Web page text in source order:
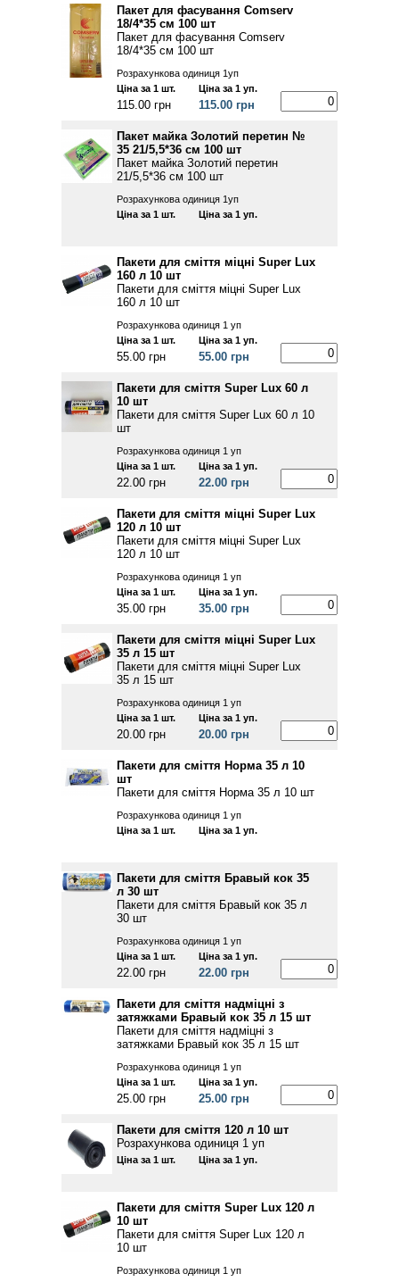
Пакет для фасування Comserv
18/4*35 см 100 шт
Пакет для фасування Comserv
18/4*35 см 100 шт
Розрахункова одиниця 1уп
Ціна за 1 шт.
115.00 грн
Ціна за 1 уп.
115.00 грн
Пакет майка Золотий перетин №
35 21/5,5*36 см 100 шт
Пакет майка Золотий перетин
21/5,5*36 см 100 шт
Розрахункова одиниця 1уп
Ціна за 1 шт.
Ціна за 1 уп.
Пакети для сміття міцні Super Lux
160 л 10 шт
Пакети для сміття міцні Super Lux
160 л 10 шт
Розрахункова одиниця 1 уп
Ціна за 1 шт.
55.00 грн
Ціна за 1 уп.
55.00 грн
Пакети для сміття Super Lux 60 л
10 шт
Пакети для сміття Super Lux 60 л 10
шт
Розрахункова одиниця 1 уп
Ціна за 1 шт.
22.00 грн
Ціна за 1 уп.
22.00 грн
Пакети для сміття міцні Super Lux
120 л 10 шт
Пакети для сміття міцні Super Lux
120 л 10 шт
Розрахункова одиниця 1 уп
Ціна за 1 шт.
35.00 грн
Ціна за 1 уп.
35.00 грн
Пакети для сміття міцні Super Lux
35 л 15 шт
Пакети для сміття міцні Super Lux
35 л 15 шт
Розрахункова одиниця 1 уп
Ціна за 1 шт.
20.00 грн
Ціна за 1 уп.
20.00 грн
Пакети для сміття Норма 35 л 10
шт
Пакети для сміття Норма 35 л 10 шт
Розрахункова одиниця 1 уп
Ціна за 1 шт.
Ціна за 1 уп.
Пакети для сміття Бравый кок 35
л 30 шт
Пакети для сміття Бравый кок 35 л
30 шт
Розрахункова одиниця 1 уп
Ціна за 1 шт.
22.00 грн
Ціна за 1 уп.
22.00 грн
Пакети для сміття надміцні з
затяжками Бравый кок 35 л 15 шт
Пакети для сміття надміцні з
затяжками Бравый кок 35 л 15 шт
Розрахункова одиниця 1 уп
Ціна за 1 шт.
25.00 грн
Ціна за 1 уп.
25.00 грн
Пакети для сміття 120 л 10 шт
Розрахункова одиниця 1 уп
Ціна за 1 шт. Ціна за 1 уп.
Пакети для сміття Super Lux 120 л
10 шт
Пакети для сміття Super Lux 120 л
10 шт
Розрахункова одиниця 1 уп